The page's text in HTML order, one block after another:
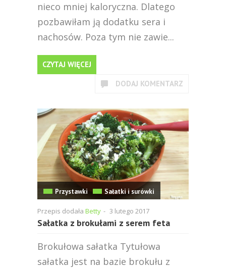
nieco mniej kaloryczna. Dlatego
pozbawiłam ją dodatku sera i
nachosów. Poza tym nie zawie...
CZYTAJ WIĘCEJ
DODAJ KOMENTARZ
Przystawki Sałatki i surówki
Przepis dodała Betty - 3 lutego 2017
Sałatka z brokułami z serem feta
Brokułowa sałatka Tytułowa
sałatka jest na bazie brokułu z